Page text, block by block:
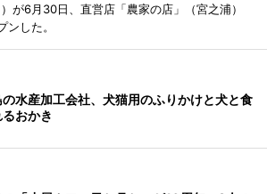
が6月30日、直営店「農家の店」（宮之浦）
した。
の水産加工会社、犬猫用のふりかけと犬と食
おかき